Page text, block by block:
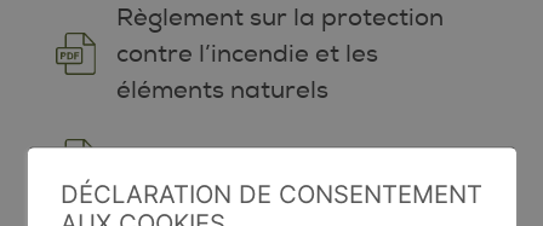
Règlement sur la protection
contre l’incendie et les
éléments naturels
Règlement sur l’eau potable
DÉCLARATION DE CONSENTEMENT